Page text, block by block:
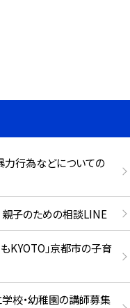
力行為などについての
子のための相談LINE
KYOTO」京都市の子育
校・幼稚園の講師募集